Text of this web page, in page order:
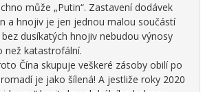
může „Putin“. Zastavení dodávek
a hnojiv je jen jednou malou součástí
dusíkatých hnojiv nebudou výnosy
než katastrofální.
Čína skupuje veškeré zásoby obilí po
je jako šílená! A jestliže roky 2020